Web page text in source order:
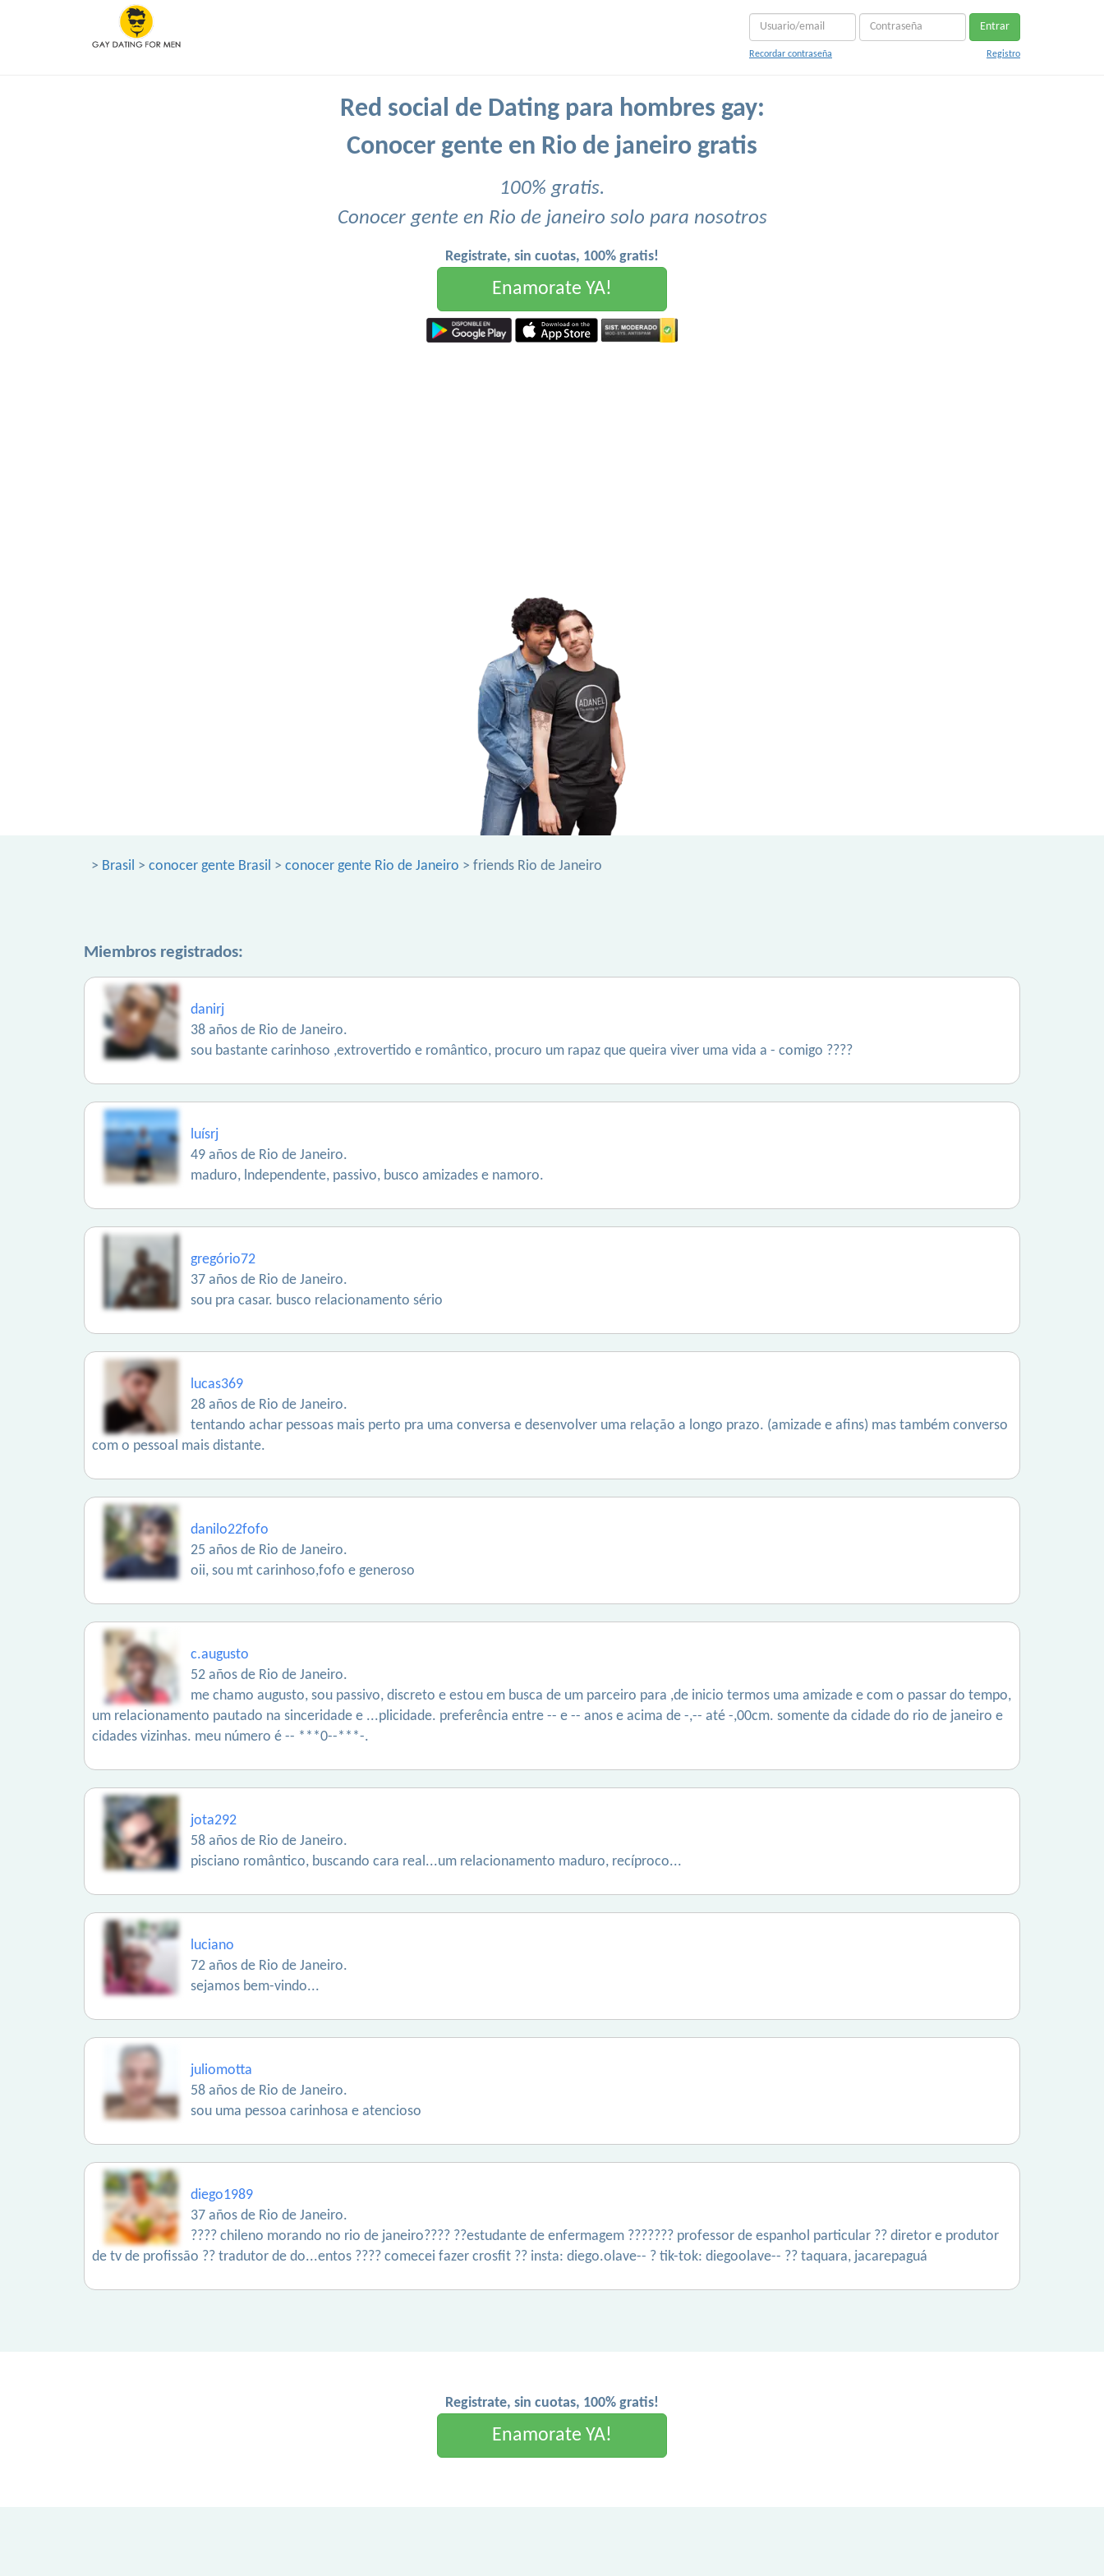
Entrar
Recordar contraseña Registro
Red social de Dating para hombres gay:
Conocer gente en Rio de janeiro gratis
100% gratis.
Conocer gente en Rio de janeiro solo para nosotros
Registrate, sin cuotas, 100% gratis!
Enamorate YA!
> Brasil > conocer gente Brasil > conocer gente Rio de Janeiro > friends Rio de Janeiro
Miembros registrados:
danirj
38 años de Rio de Janeiro.
sou bastante carinhoso ,extrovertido e romântico, procuro um rapaz que queira viver uma vida a - comigo ????
luísrj
49 años de Rio de Janeiro.
maduro, lndependente, passivo, busco amizades e namoro.
gregório72
37 años de Rio de Janeiro.
sou pra casar. busco relacionamento sério
lucas369
28 años de Rio de Janeiro.
tentando achar pessoas mais perto pra uma conversa e desenvolver uma relação a longo prazo. (amizade e afins) mas também converso
com o pessoal mais distante.
danilo22fofo
25 años de Rio de Janeiro.
oii, sou mt carinhoso,fofo e generoso
c.augusto
52 años de Rio de Janeiro.
me chamo augusto, sou passivo, discreto e estou em busca de um parceiro para ,de inicio termos uma amizade e com o passar do tempo,
um relacionamento pautado na sinceridade e ...plicidade. preferência entre -- e -- anos e acima de -,-- até -,00cm. somente da cidade do rio de janeiro e
cidades vizinhas. meu número é -- ***0--***-.
jota292
58 años de Rio de Janeiro.
pisciano romântico, buscando cara real...um relacionamento maduro, recíproco...
luciano
72 años de Rio de Janeiro.
sejamos bem-vindo...
juliomotta
58 años de Rio de Janeiro.
sou uma pessoa carinhosa e atencioso
diego1989
37 años de Rio de Janeiro.
???? chileno morando no rio de janeiro???? ??estudante de enfermagem ??????? professor de espanhol particular ?? diretor e produtor
de tv de profissão ?? tradutor de do...entos ???? comecei fazer crosfit ?? insta: diego.olave-- ? tik-tok: diegoolave-- ?? taquara, jacarepaguá
Registrate, sin cuotas, 100% gratis!
Enamorate YA!